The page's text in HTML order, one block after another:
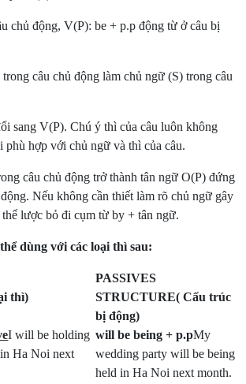
chủ động, V(P): be + p.p động từ ở câu bị
câu chủ động làm chủ ngữ (S) trong câu
sang V(P). Chú ý thì của câu luôn không
phù hợp với chủ ngữ và thì của câu.
câu chủ động trở thành tân ngữ O(P) đứng
Nếu không cần thiết làm rõ chủ ngữ gây
lược bỏ đi cụm từ by + tân ngữ.
dùng với các loại thì sau:
thì)
PASSIVES
STRUCTURE(Cấu trúc
bị động)
I will be holding
Ha Noi next
will be being + p.pMy
wedding party will be being
held in Ha Noi next month.